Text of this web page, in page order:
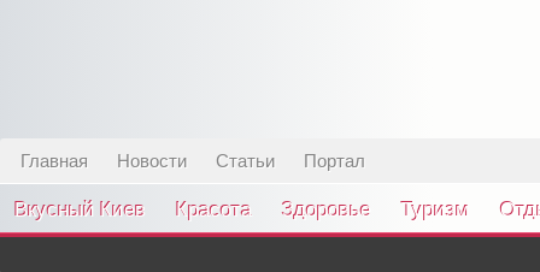
Главная Новости Статьи Портал
Вкусный Киев Красота Здоровье Туризм